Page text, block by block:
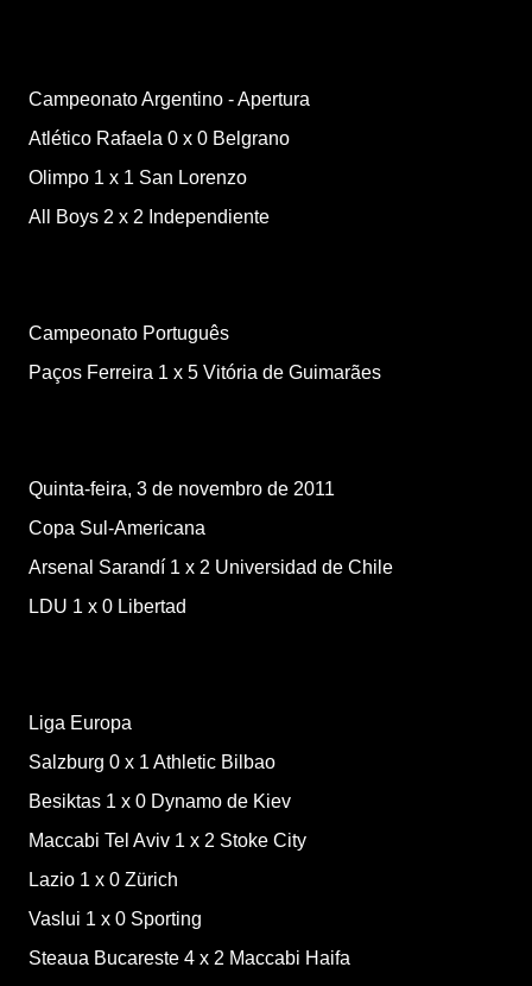
Campeonato Argentino - Apertura
Atlético Rafaela 0 x 0 Belgrano
Olimpo 1 x 1 San Lorenzo
All Boys 2 x 2 Independiente
Campeonato Português
Paços Ferreira 1 x 5 Vitória de Guimarães
Quinta-feira, 3 de novembro de 2011
Copa Sul-Americana
Arsenal Sarandí 1 x 2 Universidad de Chile
LDU 1 x 0 Libertad
Liga Europa
Salzburg 0 x 1 Athletic Bilbao
Besiktas 1 x 0 Dynamo de Kiev
Maccabi Tel Aviv 1 x 2 Stoke City
Lazio 1 x 0 Zürich
Vaslui 1 x 0 Sporting
Steaua Bucareste 4 x 2 Maccabi Haifa